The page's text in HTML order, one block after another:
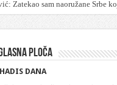
Zatekao sam naoružane Srbe
ploča
HADIS DANA